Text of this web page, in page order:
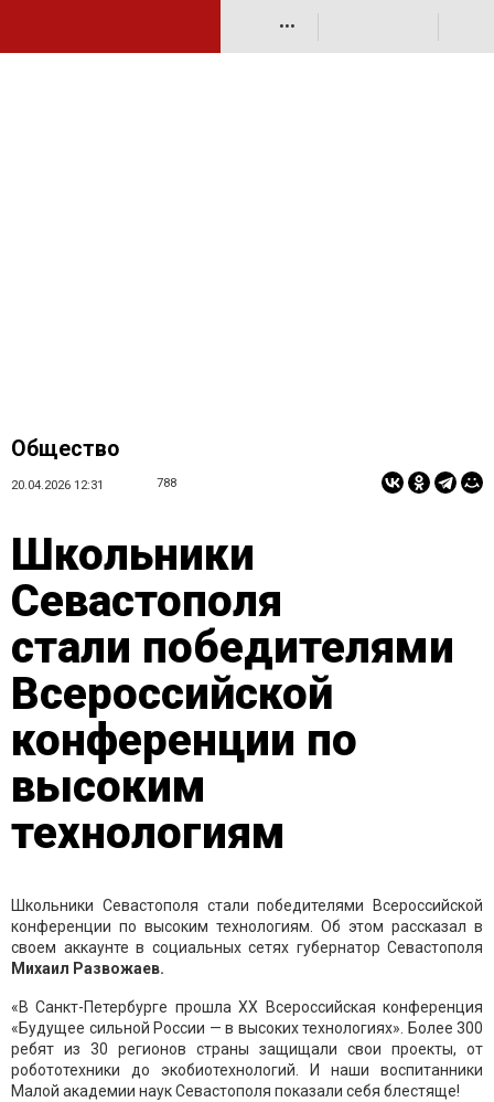
•••
Общество
20.04.2026 12:31 788
Школьники
Севастополя
стали победителями
Всероссийской
конференции по
высоким
технологиям
Школьники Севастополя стали победителями Всероссийской
конференции по высоким технологиям. Об этом рассказал в
своем аккаунте в социальных сетях губернатор Севастополя
Михаил Развожаев.
«В Санкт-Петербурге прошла ХХ Всероссийская конференция
«Будущее сильной России — в высоких технологиях». Более 300
ребят из 30 регионов страны защищали свои проекты, от
робототехники до экобиотехнологий. И наши воспитанники
Малой академии наук Севастополя показали себя блестяще!